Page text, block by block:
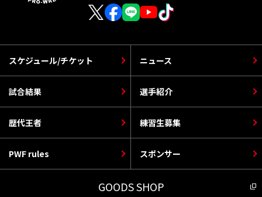
スケジュール/チケット
選手紹介
PWF rules
ニュース
歴代王者
スポンサー
試合結果
練習生募集
GOODS SHOP